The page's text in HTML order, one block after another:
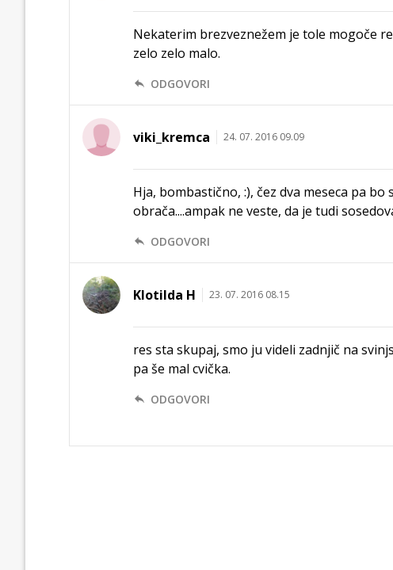
Nekaterim brezveznežem je tole mogoče
zelo zelo malo.
ODGOVORI
viki_kremca 24. 07. 2016 09.09
Hja, bombastično, :), čez dva meseca pa
obrača....ampak ne veste, da je tudi
ODGOVORI
Klotilda H 23. 07. 2016 08.15
res sta skupaj, smo ju videli zadnjič na
pa še mal cvička.
ODGOVORI